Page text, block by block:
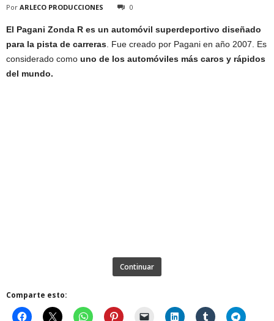
Por ARLECO PRODUCCIONES 0
El Pagani Zonda R es un automóvil superdeportivo diseñado
para la pista de carreras . Fue creado por Pagani en año 2007. Es
considerado como uno de los automóviles más caros y rápidos
del mundo.
Continuar
Comparte esto: